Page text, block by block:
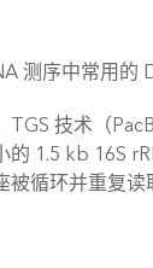
测序中常用的
TGS 技术（
1.5 kb 16S
被循环并重复